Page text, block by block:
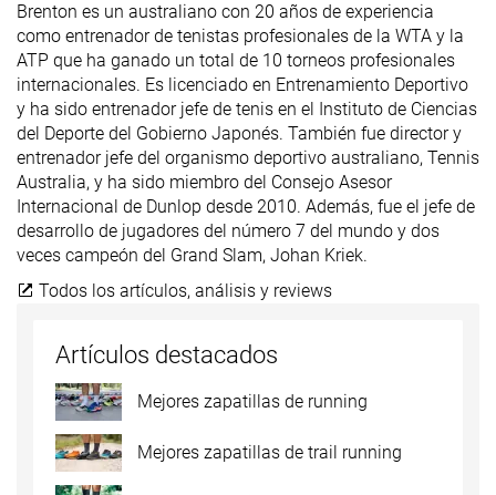
Brenton es un australiano con 20 años de experiencia
como entrenador de tenistas profesionales de la WTA y la
ATP que ha ganado un total de 10 torneos profesionales
internacionales. Es licenciado en Entrenamiento Deportivo
y ha sido entrenador jefe de tenis en el Instituto de Ciencias
del Deporte del Gobierno Japonés. También fue director y
entrenador jefe del organismo deportivo australiano, Tennis
Australia, y ha sido miembro del Consejo Asesor
Internacional de Dunlop desde 2010. Además, fue el jefe de
desarrollo de jugadores del número 7 del mundo y dos
veces campeón del Grand Slam, Johan Kriek.
Todos los artículos, análisis y reviews
Artículos destacados
Mejores zapatillas de running
Mejores zapatillas de trail running